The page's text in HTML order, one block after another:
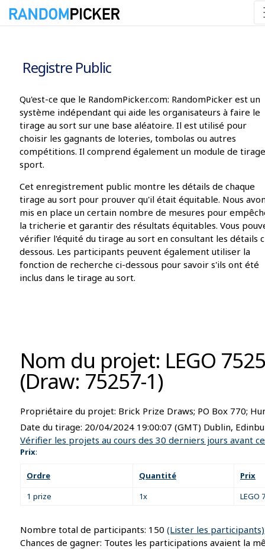
Registre Public
Qu'est-ce que le RandomPicker.com: RandomPicker est un
système indépendant qui aide les organisateurs à faire le
tirage au sort sur une base aléatoire. Il est utilisé pour
choisir les gagnants de loteries, tombolas ou autres
compétitions. Il comprend également un module de tirage
sport.
Cet enregistrement public montre les détails de chaque
tirage au sort pour prouver qu'il était équitable. Nous
mis en place un certain nombre de mesures pour
la tricherie et garantir des résultats équitables. Vous
vérifier l'équité du tirage au sort en consultant les détails
dessous. Les participants peuvent également utiliser la
fonction de recherche ci-dessous pour savoir s'ils ont été
inclus dans le tirage au sort.
Nom du projet: LEGO
(Draw: 75257-1)
Propriétaire du projet: Brick Prize Draws; PO Box 770;
Date du tirage: 20/04/2024 19:00:07 (GMT) Dublin,
Vérifier les projets au cours des 30 derniers jours avant
Prix:
Ordre Quantité
Prix
1 prize
1x LEGO
Nombre total de participants: 150 (Lister les participants)
Chances de gagner: Toutes les participations avaient la